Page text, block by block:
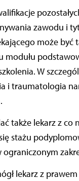
zawodu i
może być
modułu
W
i traumatologia
także lekarz z
stażu
lekarz z